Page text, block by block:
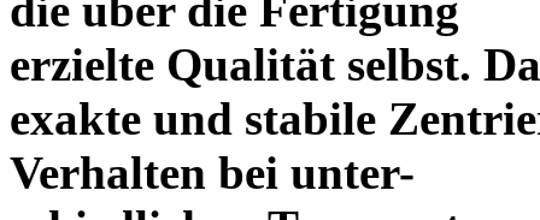
erzielte Qualität selbst.
exakte und stabile
Verhalten bei unter-